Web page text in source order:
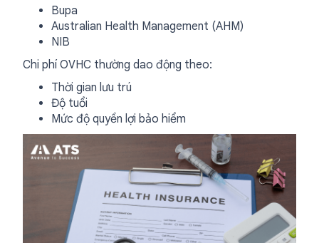
Bupa
Australian Health Management (AHM)
NIB
Chi phí OVHC thường dao động theo:
Thời gian lưu trú
Độ tuổi
Mức độ quyền lợi bảo hiểm